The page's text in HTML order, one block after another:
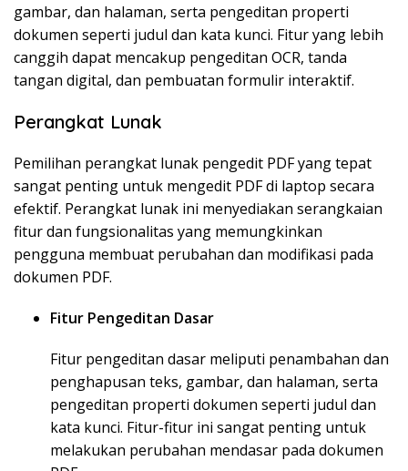
gambar, dan halaman, serta pengeditan properti
dokumen seperti judul dan kata kunci. Fitur yang lebih
canggih dapat mencakup pengeditan OCR, tanda
tangan digital, dan pembuatan formulir interaktif.
Perangkat Lunak
Pemilihan perangkat lunak pengedit PDF yang tepat
sangat penting untuk mengedit PDF di laptop secara
efektif. Perangkat lunak ini menyediakan serangkaian
fitur dan fungsionalitas yang memungkinkan
pengguna membuat perubahan dan modifikasi pada
dokumen PDF.
Fitur Pengeditan Dasar
Fitur pengeditan dasar meliputi penambahan dan
penghapusan teks, gambar, dan halaman, serta
pengeditan properti dokumen seperti judul dan
kata kunci. Fitur-fitur ini sangat penting untuk
melakukan perubahan mendasar pada dokumen